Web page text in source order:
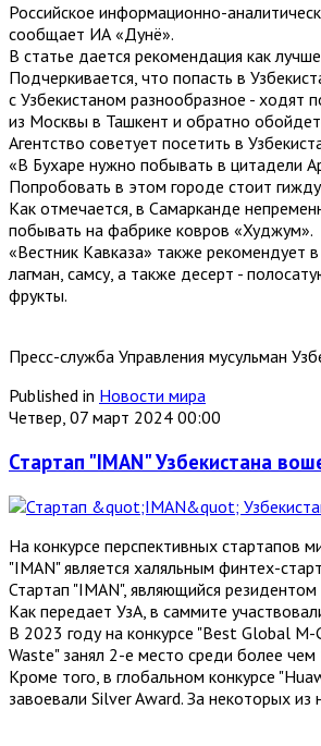
Российское информационно-
сообщает ИА «Дунё».
В статье дается рекомендация как
Подчеркивается, что попасть в
с Узбекистаном разнообразное - ходят
из Москвы в Ташкент и обратно
Агентство советует посетить в
«В Бухаре нужно побывать в цитадели
Попробовать в этом городе стоит
Как отмечается, в Самарканде
побывать на фабрике ковров «Худжум».
«Вестник Кавказа» также рекомендует
лагман, самсу, а также десерт -
фрукты.
Пресс-служба Управления мусульман
Published in Новости мира
Четвер, 07 март 2024 00:00
Стартап "IMAN" Узбекистана
На конкурсе перспективных стартапов
"IMAN" является халяльным финтех-
Стартап "IMAN", являющийся
Как передает УзА, в саммите
В 2023 году на конкурсе "Best Global M-
Waste" занял 2-е место среди более
Кроме того, в глобальном конкурсе
завоевали Silver Award. За некоторых из